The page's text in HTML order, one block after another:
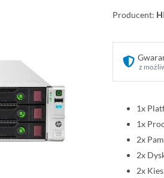
Producent:
z
1x
1x
2x
2x
2x